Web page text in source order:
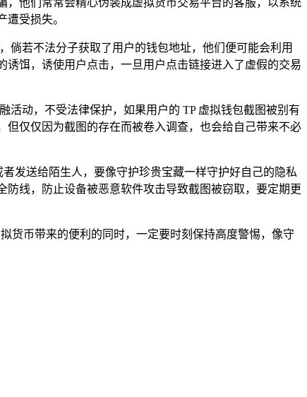
遭受损失。
倘若不法分子获取了用户的钱包地址，他们便可能会利用
饵，诱使用户点击，一旦用户点击链接进入了虚假的交易
活动，不受法律保护，如果用户的 TP 虚拟钱包截图被别有
仅仅因为截图的存在而被卷入调查，也会给自己带来不必
发送给陌生人，要像守护珍贵宝藏一样守护好自己的隐私
线，防止设备被恶意软件攻击导致截图被窃取，要定期更
货币带来的便利的同时，一定要时刻保持高度警惕，像守